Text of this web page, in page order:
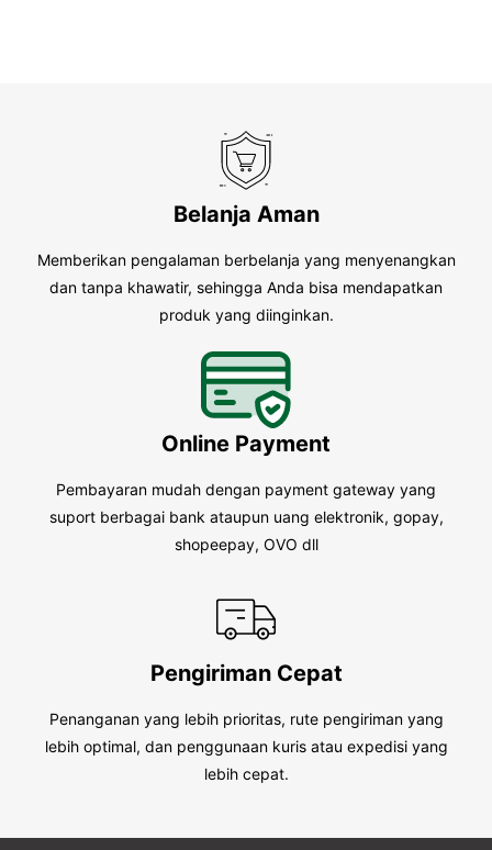
Belanja Aman
Memberikan pengalaman berbelanja yang menyenangkan
dan tanpa khawatir, sehingga Anda bisa mendapatkan
produk yang diinginkan.
Online Payment
Pembayaran mudah dengan payment gateway yang
suport berbagai bank ataupun uang elektronik, gopay,
shopeepay, OVO dll
Pengiriman Cepat
Penanganan yang lebih prioritas, rute pengiriman yang
lebih optimal, dan penggunaan kuris atau expedisi yang
lebih cepat.